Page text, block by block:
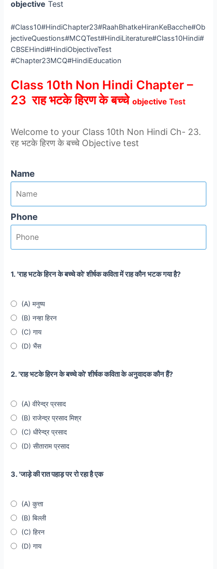
objective Test
#Class10#HindiChapter23#RaahBhatkeHiranKeBacche#Ob
jectiveQuestions#MCQTest#HindiLiterature#Class10Hindi#
CBSEHindi#HindiObjectiveTest
#Chapter23MCQ#HindiEducation
Class 10th Non Hindi Chapter –
23 राह भटके हिरण के बच्चेobjective Test
Welcome to your Class 10th Non Hindi Ch- 23.
रह भटके हिरण के बच्चे Objective test
Name
Phone
1. 'राह भटके हिरन के बच्चे को' शीर्षक कविता में राह कौन भटक गया है?
(A) मनुष्य
(B) नन्हा हिरन
(C) गाय
(D) भैंस
2. 'राह भटके हिरन के बच्चे को' शीर्षक कविता के अनुवादक कौन हैं?
(A) वीरेन्द्र प्रसाद
(B) राजेन्द्र प्रसाद मिश्र
(C) धीरेन्द्र प्रसाद
(D) सीताराम प्रसाद
3. 'जाड़े की रात पहाड़ पर रो रहा है एक
(A) कुत्ता
(B) बिल्ली
(C) हिरन
(D) गाय